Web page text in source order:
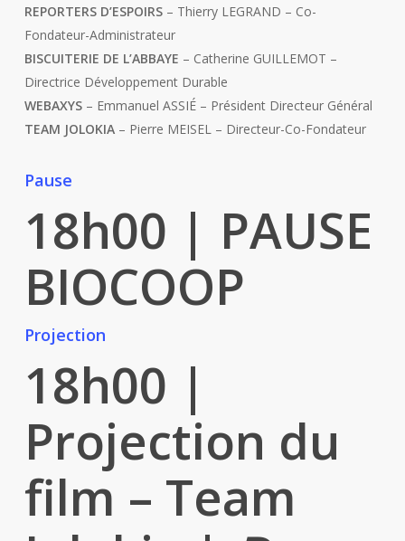
REPORTERS D’ESPOIRS– Thierry LEGRAND – Co-
Fondateur-Administrateur
BISCUITERIE DE L’ABBAYE – Catherine GUILLEMOT –
Directrice Développement Durable
WEBAXYS– Emmanuel ASSIÉ – Président Directeur Général
TEAM JOLOKIA– Pierre MEISEL – Directeur-Co-Fondateur
Pause
18h00 | PAUSE
BIOCOOP
Projection
18h00 |
Projection du
film – Team